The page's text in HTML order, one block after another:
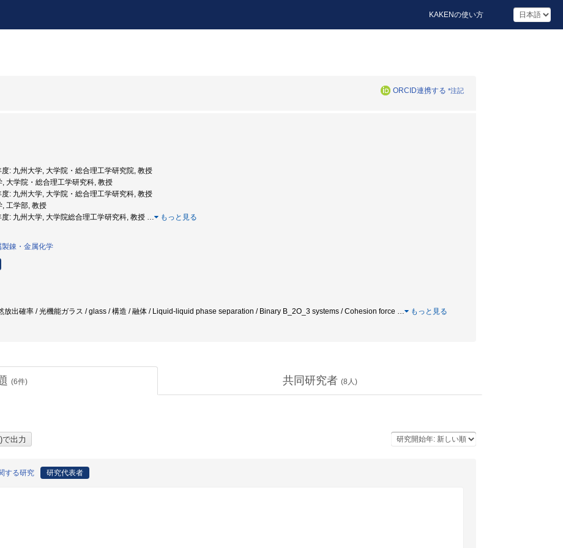
KAKENの使い方
ORCID連携する *注記
: 九州大学, 大学院・総合理工学研究院, 教授
大学院・総合理工学研究科, 教授
: 九州大学, 大学院・総合理工学研究科, 教授
工学部, 教授
: 九州大学, 大学院総合理工学研究科, 教授 … もっと見る
製錬・金属化学
放出確率 / 光機能ガラス / glass / 構造 / 融体 / Liquid-liquid phase separation / Binary B_2O_3 systems / Cohesion force … もっと見る
(6件) 共同研究者 (8 人)
する研究 研究代表者